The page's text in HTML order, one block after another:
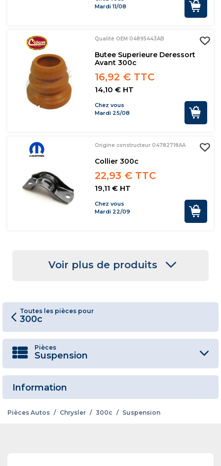
Mardi 11/08
Qualité OEM 04895443AB
Butee Superieure Deressort
Avant 300c
16,92 € TTC
14,10 € HT
Chez vous
Mardi 25/08
Origine constructeur 04782718AA
Collier 300c
22,93 € TTC
19,11 € HT
Chez vous
Mardi 22/09
Voir plus de produits
Toutes les pièces pour
300c
Pièces
Suspension
Information
Pièces Autos / Chrysler / 300c / Suspension